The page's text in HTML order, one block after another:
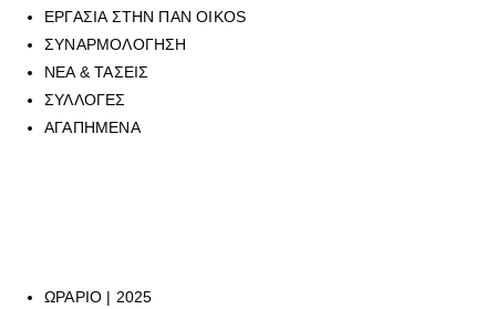
ΕΡΓΑΣΙΑ ΣΤΗΝ ΠΑΝ OIKOS
ΣΥΝΑΡΜΟΛΟΓΗΣΗ
ΝΕΑ & ΤΑΣΕΙΣ
ΣΥΛΛΟΓΕΣ
ΑΓΑΠΗΜΕΝΑ
ΩΡΑΡΙΟ | 2025